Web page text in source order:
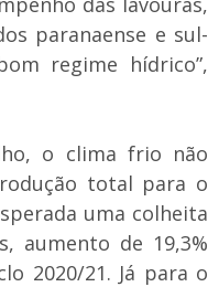
paranaense e sul-
regime hídrico”,
o clima frio não
total para o
uma colheita
aumento de 19,3%
2020/21. Já para o